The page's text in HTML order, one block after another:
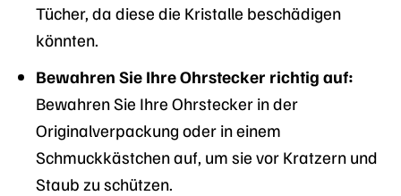
Tücher, da diese die Kristalle beschädigen
könnten.
Bewahren Sie Ihre Ohrstecker richtig auf:
Bewahren Sie Ihre Ohrstecker in der
Originalverpackung oder in einem
Schmuckkästchen auf, um sie vor Kratzern und
Staub zu schützen.